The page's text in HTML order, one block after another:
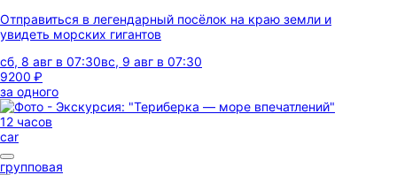
Отправиться в легендарный посёлок на краю земли и
увидеть морских гигантов
сб, 8 авг в 07:30вс, 9 авг в 07:30
9200 ₽
за одного
12 часов
car
групповая